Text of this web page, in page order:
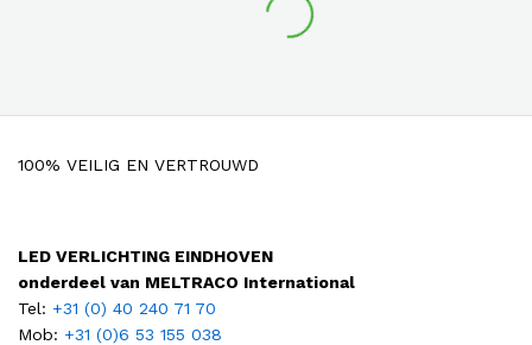
LED VERLICHTING EINDHOVEN
onderdeel van MELTRACO International
Tel: +31 (0) 40 240 71 70
Mob: +31 (0)6 53 155 038
100% VEILIG EN VERTROUWD